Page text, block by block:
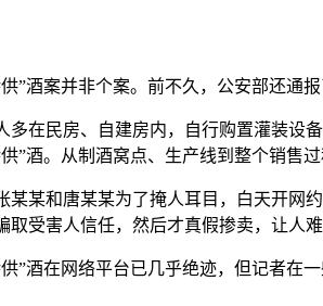
”酒案并非个案。前不久，公安部还通
多在民房、自建房内，自行购置灌装设
”酒。从制酒窝点、生产线到整个销售过
某某和唐某某为了掩人耳目，白天开网
取受害人信任，然后才真假掺卖，让
”酒在网络平台已几乎绝迹，但记者在